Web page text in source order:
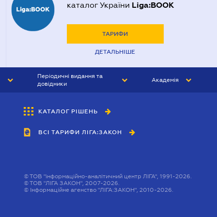
каталог України Liga:BOOK
ТАРИФИ
ДЕТАЛЬНІШЕ
Періодичні видання та
довідники
БУХГАЛТЕР&ЗАКОН
ВІСНИК МСФЗ
Академія
КАТАЛОГ РІШЕНЬ
ВСІ ТАРИФИ ЛІГА:ЗАКОН
©ТОВ "інформаційно-аналітичний центр ЛІГА", 1991-2026.
©ТОВ "ЛІГА ЗАКОН", 2007-2026.
© Інформаційне агенство "ЛІГА:ЗАКОН", 2010-2026.